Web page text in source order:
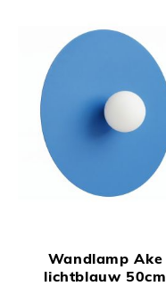
Wandlamp Ake
lichtblauw 50cm